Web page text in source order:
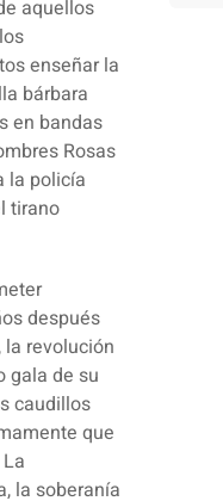
aquellos
enseñar la
bárbara
en bandas
Rosas
la policía
tirano
después
la revolución
gala de su
caudillos
que
la soberanía